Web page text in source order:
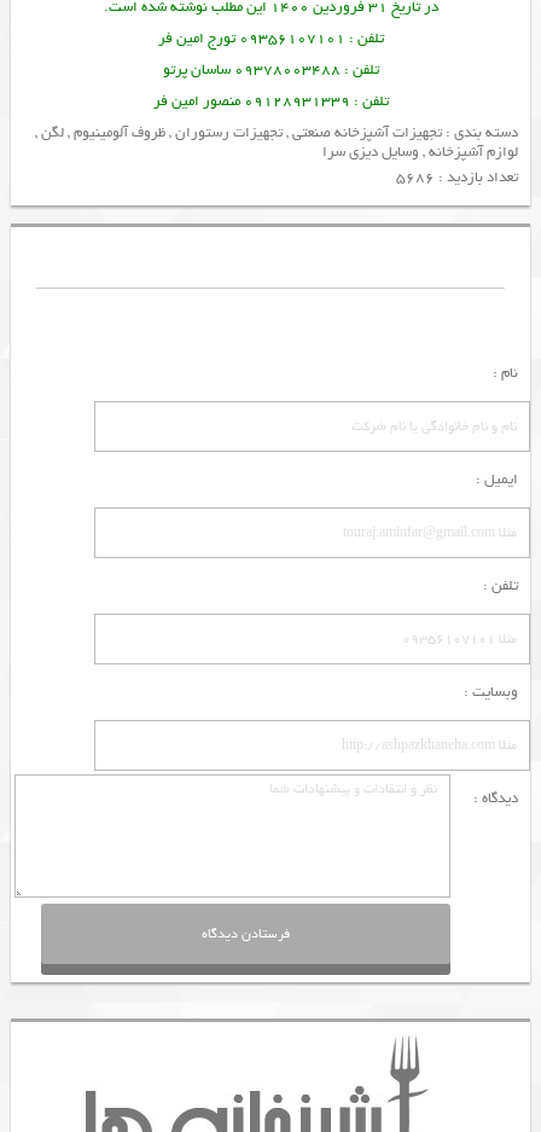
در تاریخ 31 فروردین 1400 این مطلب نوشته شده است.
تلفن : 09356107101 تورج امین فر
تلفن : 09378003488 ساسان پرتو
تلفن : 09128931339 منصور امین فر
دسته بندی :تجهیزات آشپزخانه صنعتی,تجهیزات رستوران,ظروف آلومینیوم,لگن,
لوازم آشپزخانه, وسایل دیزی سرا
تعداد بازدید : 5686
نام :
ایمیل :
تلفن :
وبسایت :
دیدگاه :